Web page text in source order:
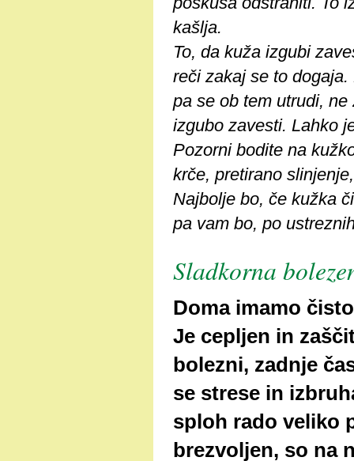
kašlja.
To, da kuža izgubi
reči zakaj se to
pa se ob tem utrudi,
izgubo zavesti. Lahko
Pozorni bodite na
krče, pretirano
Najbolje bo, če kužka
pa vam bo, po
Sladkorna
Doma imamo
Je cepljen in
bolezni, zadnje
se strese in
sploh rado veliko
brezvoljen, so na